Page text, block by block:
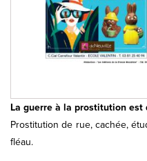
La guerre à la prostitution est
Prostitution de rue, cachée,
fléau.